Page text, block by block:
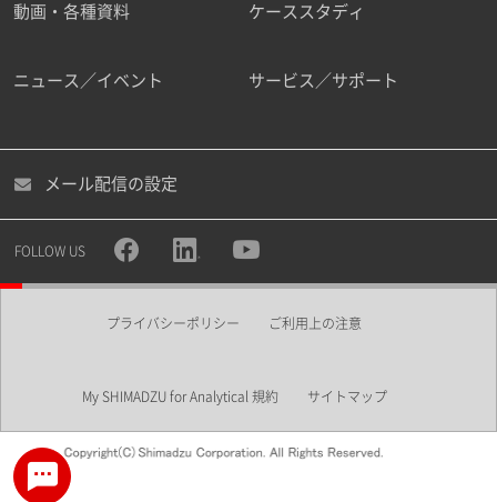
動画・各種資料 ケーススタディ
ニュース／イベント サービス／サポート
メール配信の設定
FOLLOW US
プライバシーポリシー ご利用上の注意
My SHIMADZU for Analytical 規約 サイトマップ